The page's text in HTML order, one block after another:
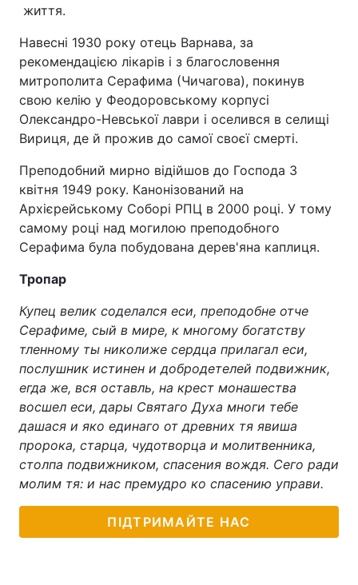
життя.
Навесні 1930 року отець Варнава, за
рекомендацією лікарів і з благословення
митрополита Серафима (Чичагова), покинув
свою келію у Феодоровському корпусі
Олександро-Невської лаври і оселився в селищі
Вириця, де й прожив до самої своєї смерті.
Преподобний мирно відійшов до Господа 3
квітня 1949 року. Канонізований на
Архієрейському Соборі РПЦ в 2000 році. У тому
самому році над могилою преподобного
Серафима була побудована дерев'яна каплиця.
Тропар
Купец велик соделался еси, преподобне отче
Серафиме, сый в мире, к многому богатству
тленному ты николиже сердца прилагал еси,
послушник истинен и добродетелей подвижник,
егда же, вся оставль, на крест монашества
восшел еси, дары Святаго Духа многи тебе
дашася и яко единаго от древних тя явиша
пророка, старца, чудотворца и молитвенника,
столпа подвижником, спасения вождя. Сего ради
молим тя: и нас премудро ко спасению управи.
ПІДТРИМАЙТЕ НАС